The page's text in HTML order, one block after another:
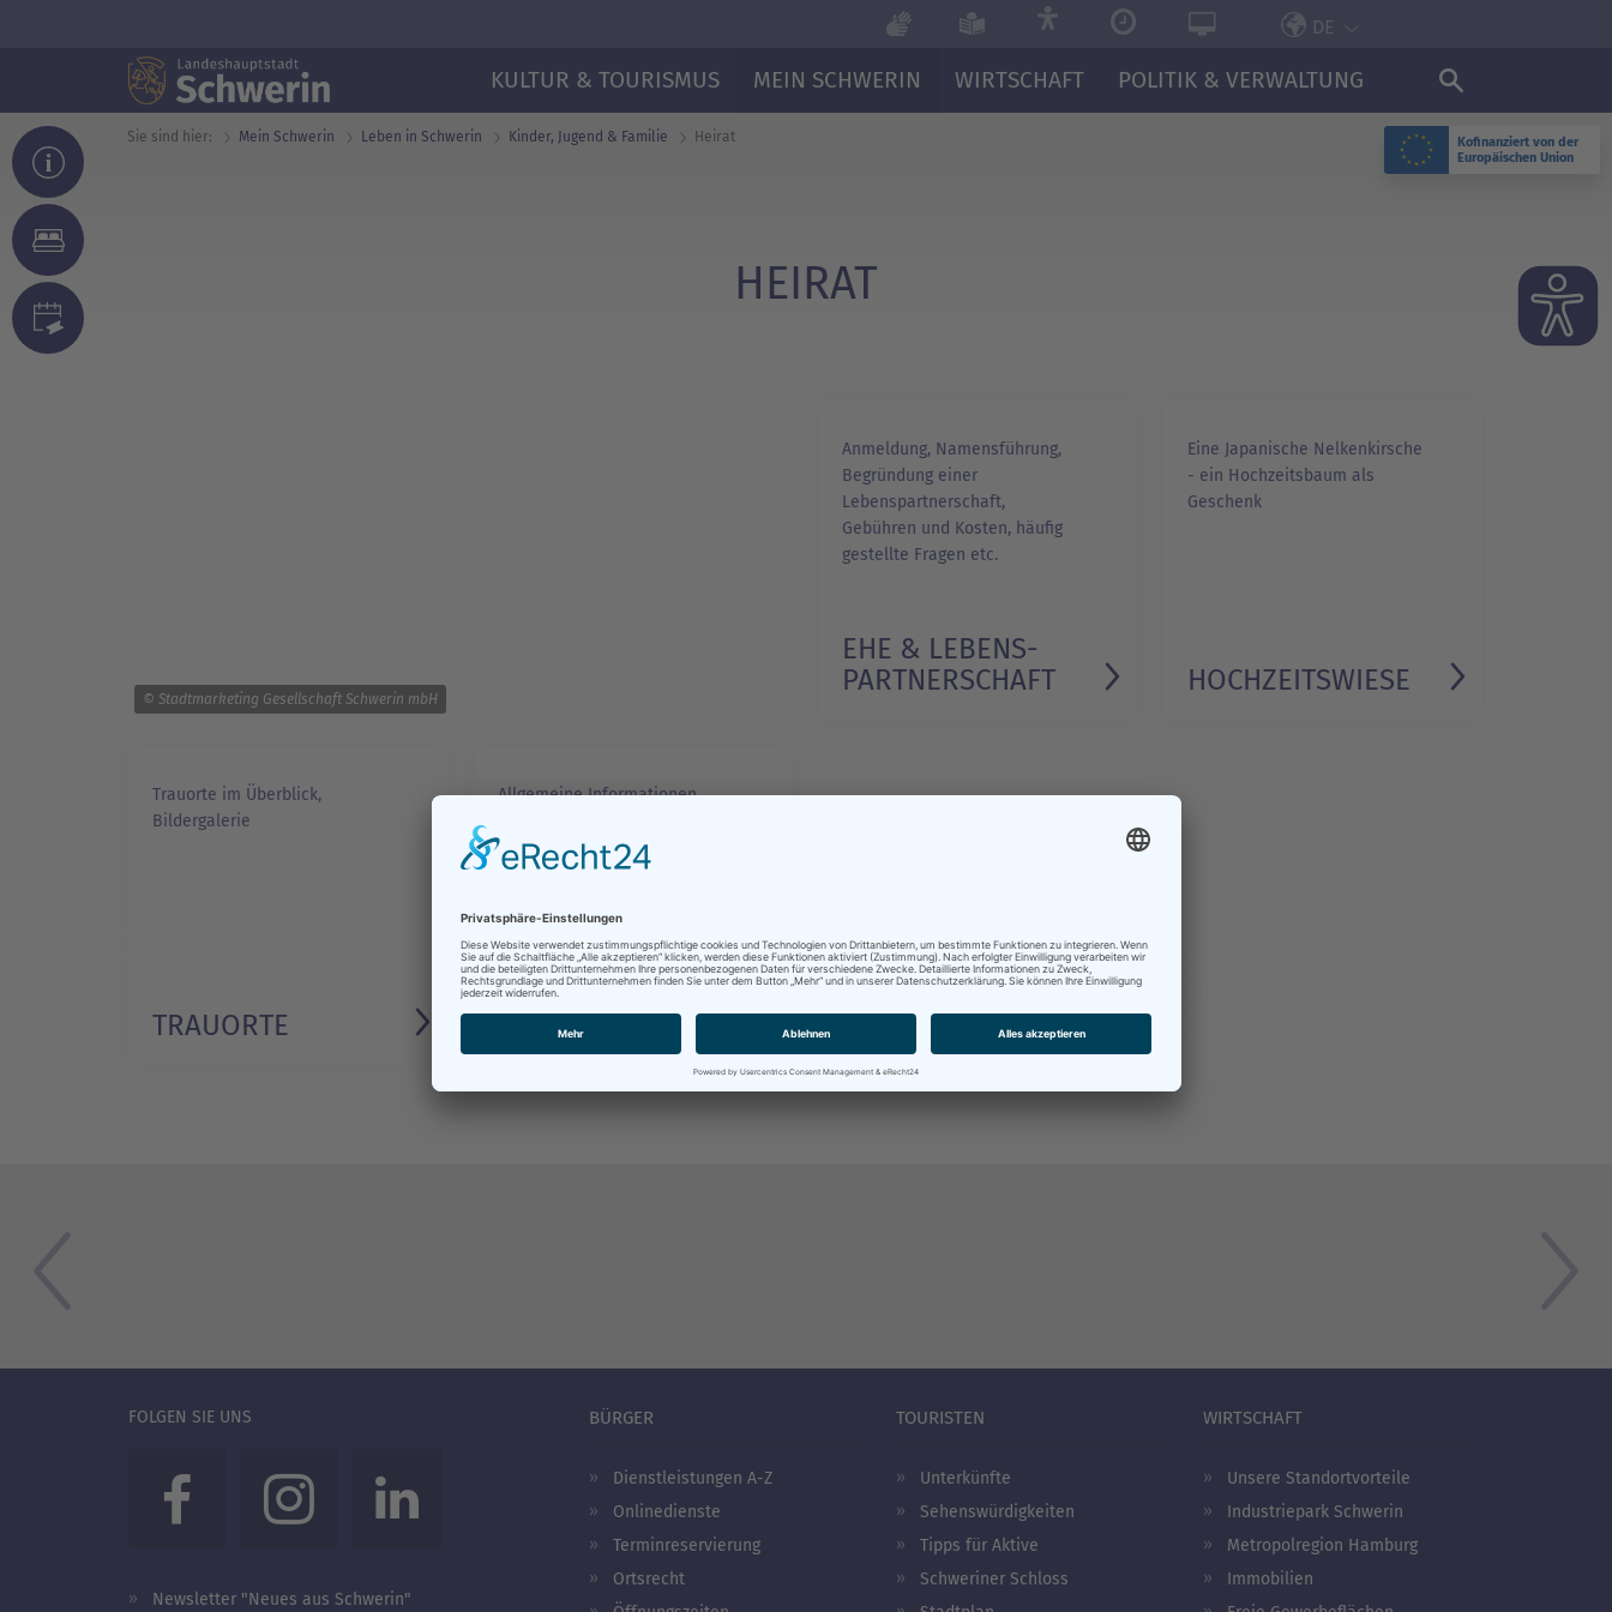
Kofinanziert von der
Europäischen Union
DE
KULTUR & TOURISMUS MEIN SCHWERIN WIRTSCHAFT POLITIK & VERWALTUNG
Sie sind hier: Mein Schwerin Leben in Schwerin Kinder, Jugend & Familie Heirat
HEIRAT
© Stadtmarketing Gesellschaft Schwerin mbH
EHE & LEBENS­
PARTNER­SCHAFT
Anmeldung, Namensführung,
Begründung einer
Lebenspartnerschaft,
Gebühren und Kosten, häufig
gestellte Fragen etc.
HOCHZEITSWIESE
Eine Japanische Nelkenkirsche
- ein Hochzeitsbaum als
Geschenk
TRAUORTE
Trauorte im Überblick,
Bildergalerie
NAMENS­ÄNDERUNG
Allgemeine Informationen,
Fallgruppen, Gebühren
FOLGEN SIE UNS
Newsletter "Neues aus Schwerin"
BÜRGER
Dienstleistungen A-Z
Onlinedienste
Terminreservierung
Ortsrecht
TOURISTEN
Unterkünfte
Sehenswürdigkeiten
Tipps für Aktive
Schweriner Schloss
WIRTSCHAFT
Unsere Standortvorteile
Industriepark Schwerin
Metropolregion Hamburg
Immobilien